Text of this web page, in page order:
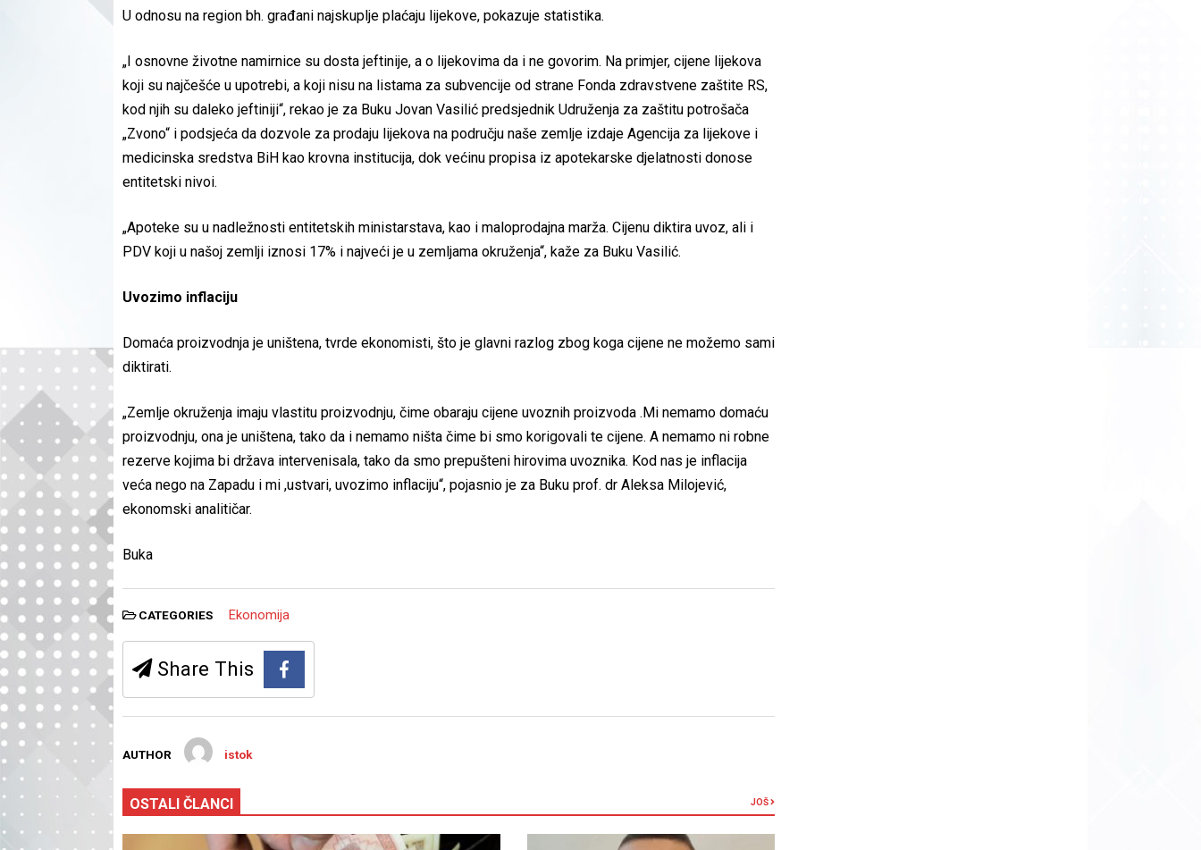
U odnosu na region bh. građani najskuplje plaćaju lijekove, pokazuje statistika.
„I osnovne životne namirnice su dosta jeftinije, a o lijekovima da i ne govorim. Na primjer, cijene lijekova
koji su najčešće u upotrebi, a koji nisu na listama za subvencije od strane Fonda zdravstvene zaštite RS,
kod njih su daleko jeftiniji“, rekao je za Buku Jovan Vasilić predsjednik Udruženja za zaštitu potrošača
„Zvono“ i podsjeća da dozvole za prodaju lijekova na području naše zemlje izdaje Agencija za lijekove i
medicinska sredstva BiH kao krovna institucija, dok većinu propisa iz apotekarske djelatnosti donose
entitetski nivoi.
„Apoteke su u nadležnosti entitetskih ministarstava, kao i maloprodajna marža. Cijenu diktira uvoz, ali i
PDV koji u našoj zemlji iznosi 17% i najveći je u zemljama okruženja“, kaže za Buku Vasilić.
Uvozimo inflaciju
Domaća proizvodnja je uništena, tvrde ekonomisti, što je glavni razlog zbog koga cijene ne možemo sami
diktirati.
„Zemlje okruženja imaju vlastitu proizvodnju, čime obaraju cijene uvoznih proizvoda .Mi nemamo domaću
proizvodnju, ona je uništena, tako da i nemamo ništa čime bi smo korigovali te cijene. A nemamo ni robne
rezerve kojima bi država intervenisala, tako da smo prepušteni hirovima uvoznika. Kod nas je inflacija
veća nego na Zapadu i mi ,ustvari, uvozimo inflaciju“, pojasnio je za Buku prof. dr Aleksa Milojević,
ekonomski analitičar.
Buka
CATEGORIES Ekonomija
Share This
AUTHOR istok
OSTALI ČLANCI JOŠ